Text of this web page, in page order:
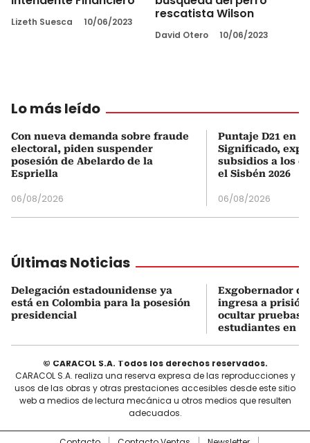
Lizeth Suesca 10/06/2023
rescatista Wilson
David Otero 10/06/2023
Lo más leído
Con nueva demanda sobre fraude
electoral, piden suspender
posesión de Abelardo de la
Espriella
06/08/2026
Puntaje D21 en
Significado,
subsidios a los
el Sisbén 2026
06/08/2026
Últimas Noticias
Delegación estadounidense ya
está en Colombia para la posesión
presidencial
Exgobernador
ingresa a prisión
ocultar pruebas
estudiantes en
© CARACOL S.A. Todos los derechos reservados.
CARACOL S.A. realiza una reserva expresa de las reproducciones y
usos de las obras y otras prestaciones accesibles desde este sitio
web a medios de lectura mecánica u otros medios que resulten
adecuados.